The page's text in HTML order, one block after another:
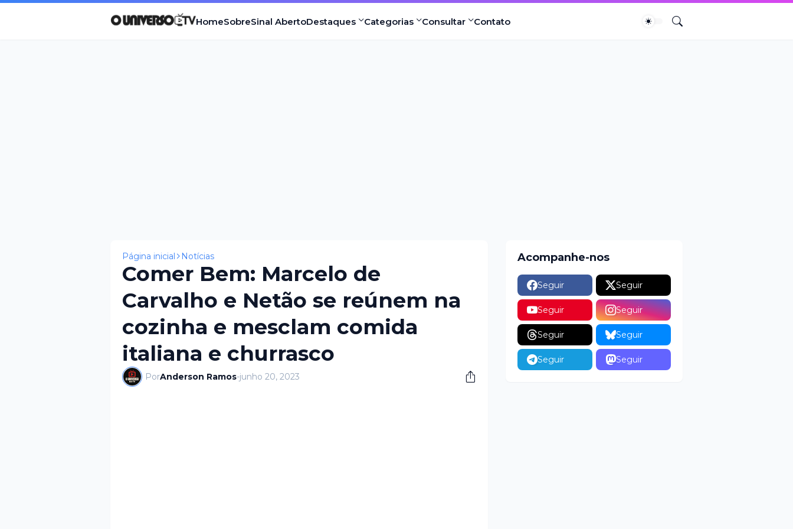
HomeSobreSinal AbertoDestaques Categorias Consultar Contato
Página inicial Notícias
Comer Bem: Marcelo de
Carvalho e Netão se reúnem na
cozinha e mesclam comida
italiana e churrasco
PorAnderson Ramos-junho 20, 2023
Acompanhe-nos
Seguir Seguir
Seguir Seguir
Seguir Seguir
Seguir Seguir